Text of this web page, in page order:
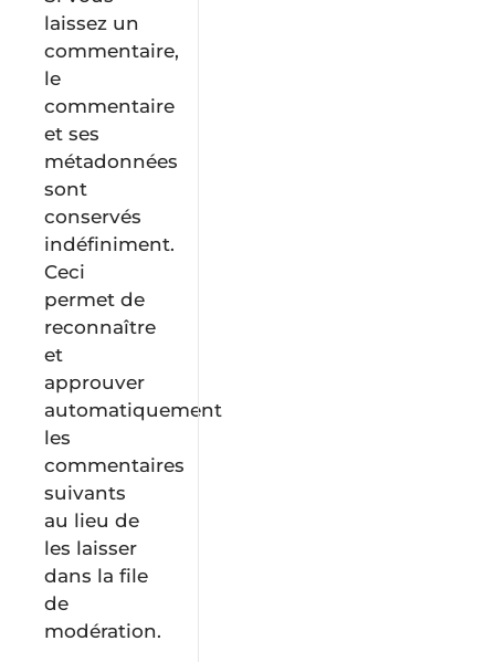
laissez un
commentaire,
le
commentaire
et ses
métadonnées
sont
conservés
indéfiniment.
Ceci
permet de
reconnaître
et
approuver
automatiquement
les
commentaires
suivants
au lieu de
les laisser
dans la file
de
modération.